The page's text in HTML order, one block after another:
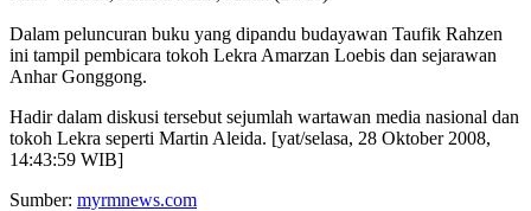
Dalam peluncuran buku yang dipandu budayawan Taufik Rahzen
ini tampil pembicara tokoh Lekra Amarzan Loebis dan sejarawan
Anhar Gonggong.
Hadir dalam diskusi tersebut sejumlah wartawan media nasional dan
tokoh Lekra seperti Martin Aleida. [yat/selasa, 28 Oktober 2008,
14:43:59 WIB]
Sumber: myrmnews.com